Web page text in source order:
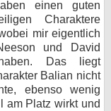
einen guten
Charaktere
mir eigentlich
und David
Das liegt
Balian nicht
ebenso wenig
am Platz wirkt und